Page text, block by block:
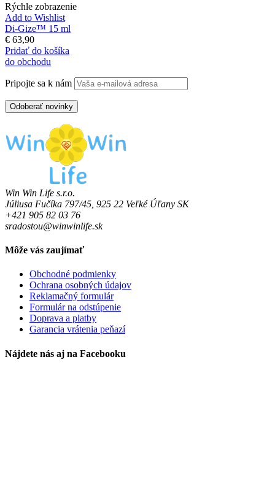
Rýchle zobrazenie
Add to Wishlist
Di-Gize™ 15 ml
€ 63,90
Pridať do košíka
do obchodu
Pripojte sa k nám
Win Win Life s.r.o.
Júliusa Fučíka 797/45, 925 22 Veľké Úľany SK
+421 905 82 03 76
sradostou@winwinlife.sk
Môže vás zaujímať
Obchodné podmienky
Ochrana osobných údajov
Reklamačný formulár
Formulár na odstúpenie
Doprava a platby
Garancia vrátenia peňazí
Nájdete nás aj na Facebooku